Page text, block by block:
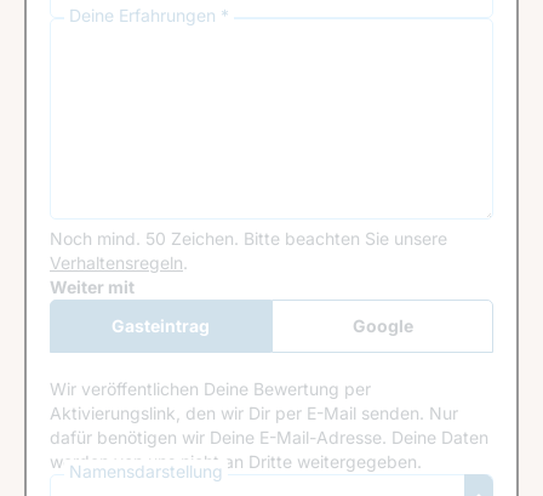
Deine Erfahrungen *
Noch mind. 50 Zeichen. Bitte beachten Sie unsere
Verhaltensregeln.
Google Recaptcha
Weiter mit
Gasteintrag
Google
Anmeldung
Wir veröffentlichen Deine Bewertung per
Aktivierungslink, den wir Dir per E-Mail senden. Nur
dafür benötigen wir Deine E-Mail-Adresse. Deine Daten
werden von uns nicht an Dritte weitergegeben.
Namensdarstellung